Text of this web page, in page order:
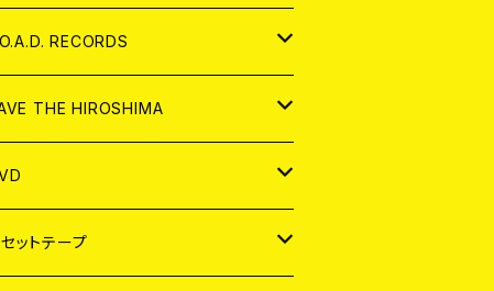
RECORDS
THE HIROSHIMA
レル
ットテープ